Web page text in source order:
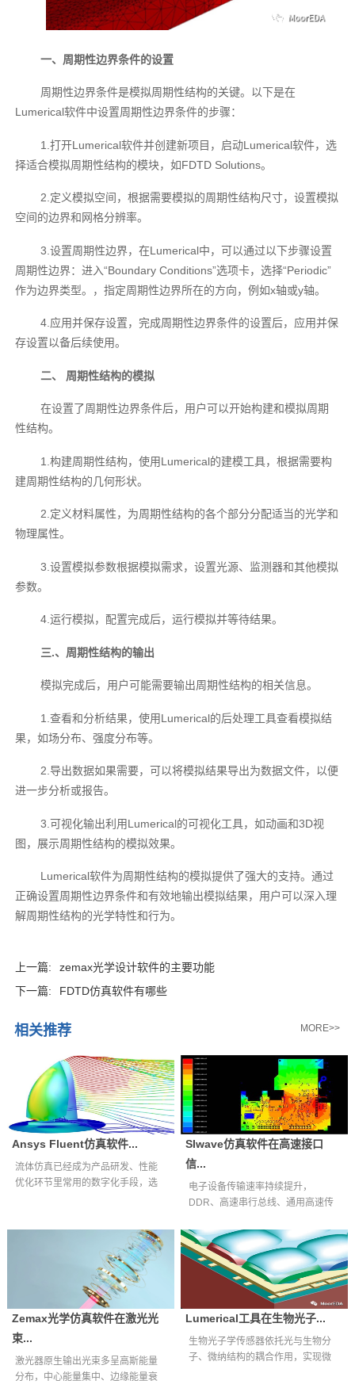
一、周期性边界条件的设置
周期性边界条件是模拟周期性结构的关键。以下是在
Lumerical软件中设置周期性边界条件的步骤：
1.打开Lumerical软件并创建新项目，启动Lumerical软件，选
择适合模拟周期性结构的模块，如FDTD Solutions。
2.定义模拟空间，根据需要模拟的周期性结构尺寸，设置模拟
空间的边界和网格分辨率。
3.设置周期性边界，在Lumerical中，可以通过以下步骤设置
周期性边界：进入“Boundary Conditions”选项卡，选择“Periodic”
作为边界类型。，指定周期性边界所在的方向，例如x轴或y轴。
4.应用并保存设置，完成周期性边界条件的设置后，应用并保
存设置以备后续使用。
二、 周期性结构的模拟
在设置了周期性边界条件后，用户可以开始构建和模拟周期
性结构。
1.构建周期性结构，使用Lumerical的建模工具，根据需要构
建周期性结构的几何形状。
2.定义材料属性，为周期性结构的各个部分分配适当的光学和
物理属性。
3.设置模拟参数根据模拟需求，设置光源、监测器和其他模拟
参数。
4.运行模拟，配置完成后，运行模拟并等待结果。
三.、周期性结构的输出
模拟完成后，用户可能需要输出周期性结构的相关信息。
1.查看和分析结果，使用Lumerical的后处理工具查看模拟结
果，如场分布、强度分布等。
2.导出数据如果需要，可以将模拟结果导出为数据文件，以便
进一步分析或报告。
3.可视化输出利用Lumerical的可视化工具，如动画和3D视
图，展示周期性结构的模拟效果。
Lumerical软件为周期性结构的模拟提供了强大的支持。通过
正确设置周期性边界条件和有效地输出模拟结果，用户可以深入理
解周期性结构的光学特性和行为。
上一篇:
zemax光学设计软件的主要功能
下一篇:
FDTD仿真软件有哪些
相关推荐 MORE>>
Ansys Fluent仿真软件...
流体仿真已经成为产品研发、性能
优化环节里常用的数字化手段，选
SIwave仿真软件在高速接口
信...
电子设备传输速率持续提升，
DDR、高速串行总线、通用高速传
Zemax光学仿真软件在激光光
束...
激光器原生输出光束多呈高斯能量
分布，中心能量集中、边缘能量衰
Lumerical工具在生物光子...
生物光子学传感器依托光与生物分
子、微纳结构的耦合作用，实现微